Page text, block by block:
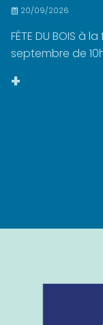
20/09/2026
FÊTE DU BOIS à
septembre de
+